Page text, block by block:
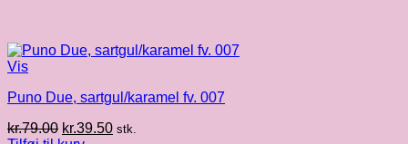
Vis
Puno Due, sartgul/karamel fv. 007
kr.79.00 Den
kr.39.50Den
stk.